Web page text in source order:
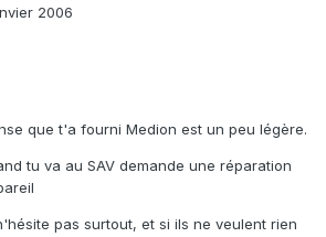
2006
que t'a fourni Medion est un peu légère.
tu va au SAV demande une réparation
pas surtout, et si ils ne veulent rien